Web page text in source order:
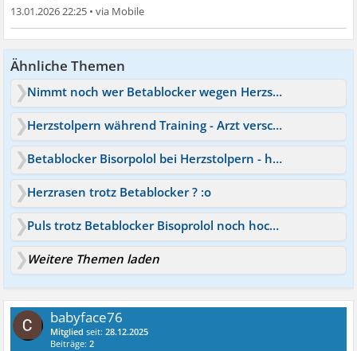
13.01.2026 22:25 •
Ähnliche Themen
Nimmt noch wer Betablocker wegen Herzstolpern
Herzstolpern während Training - Arzt verschreibt Betablocker
Betablocker Bisorpolol bei Herzstolpern - hoher Blutdruck
Herzrasen trotz Betablocker ? :o
Puls trotz Betablocker Bisoprolol noch hoch - warum?
Weitere Themen laden
babyface76
Mitglied seit:28.12.2025
Beiträge:2